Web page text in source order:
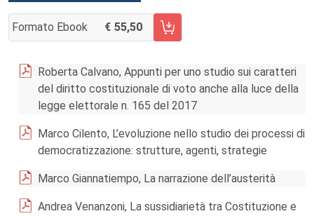
Formato Ebook 55,50
AGGIUNGI AL CARRELLO FASCICOLO 3/2017
Roberta Calvano, Appunti per uno studio sui caratteri
del diritto costituzionale di voto anche alla luce della
legge elettorale n. 165 del 2017
Marco Cilento, L’evoluzione nello studio dei processi di
democratizzazione: strutture, agenti, strategie
Marco Giannatiempo, La narrazione dell’austerità
Andrea Venanzoni, La sussidiarietà tra Costituzione e